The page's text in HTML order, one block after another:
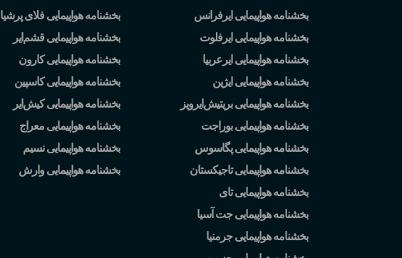
بخشنامه هواپیمایی ایرفرانس
بخشنامه هواپیمایی ایرفلوت
بخشنامه هواپیمایی ایرعربیا
بخشنامه هواپیمایی ایژین
بخشنامه هواپیمایی بریتیشایرویز
بخشنامه هواپیمایی بوراجت
بخشنامه هواپیمایی پگاسوس
بخشنامه هواپیمایی تاجیکستان
بخشنامه هواپیمایی تای
بخشنامه هواپیمایی جت آسیا
بخشنامه هواپیمایی جرمنیا
بخشنامه هواپیمایی فلای پرشیا
بخشنامه هواپیمایی قشمایر
بخشنامه هواپیمایی کارون
بخشنامه هواپیمایی کاسپین
بخشنامه هواپیمایی کیشایر
بخشنامه هواپیمایی معراج
بخشنامه هواپیمایی نسیم
بخشنامه هواپیمایی وارش